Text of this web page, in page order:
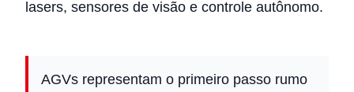
lasers, sensores de visão e controle autônomo.
AGVs representam o primeiro passo rumo